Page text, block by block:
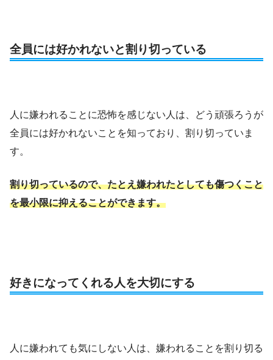
全員には好かれないと割り切っている
人に嫌われることに恐怖を感じない人は、どう頑張ろうが
全員には好かれないことを知っており、割り切っていま
す。
割り切っているので、たとえ嫌われたとしても傷つくこと
を最小限に抑えることができます。
好きになってくれる人を大切にする
人に嫌われても気にしない人は、嫌われることを割り切る